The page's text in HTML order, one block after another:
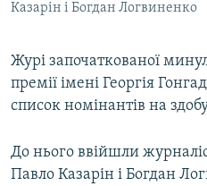
КРИМ РЕАЛІЇ
УКР
КТАТ
ДОЛУЧАЙСЯ!
Казарін і Богдан Логвиненко
Журі започаткованої
премії імені Георгія
список номінантів на
До нього ввійшли
Павло Казарін і Богдан